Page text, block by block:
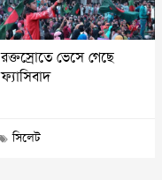
রক্তস্রোতে ভেসে গেছে
ফ্যাসিবাদ
সিলেট